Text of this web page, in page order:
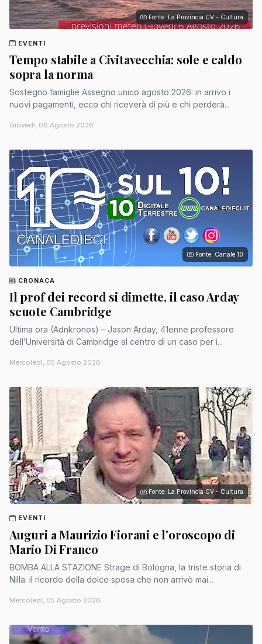
Fonte: La Provincia CV - Cultura
EVENTI
Tempo stabile a Civitavecchia: sole e caldo
sopra la norma
Sostegno famiglie Assegno unico agosto 2026: in arrivo i
nuovi pagamenti, ecco chi riceverà di più e chi perderà...
Giovedì, 06 Agosto 2026
Fonte: Canale 10
CRONACA
Il prof dei record si dimette, il caso Arday
scuote Cambridge
Ultima ora (Adnkronos) – Jason Arday, 41enne professore
dell’Università di Cambridge al centro di un caso per i...
Mercoledì, 05 Agosto 2026
Fonte: La Provincia CV - Cultura
EVENTI
Auguri a Maurizio Fiorani e l'oroscopo di
Mario Di Franco
BOMBA ALLA STAZIONE Strage di Bologna, la triste storia di
Nilla: il ricordo della dolce sposa che non arrivò mai...
Mercoledì, 05 Agosto 2026